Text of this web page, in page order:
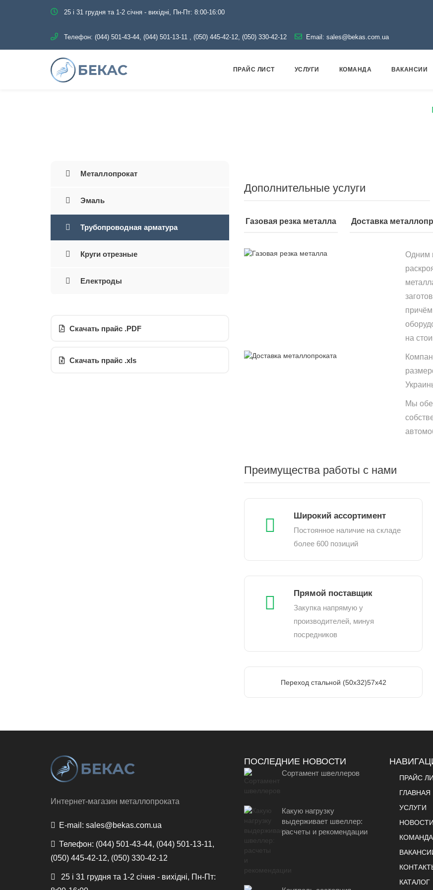
25 і 31 грудня та 1-2 січня - вихідні, Пн-Пт: 8:00-16:00
Телефон: (044) 501-43-44, (044) 501-13-11 , (050) 445-42-12, (050) 330-42-12 Email: sales@bekas.com.ua
ПРАЙС ЛИСТ УСЛУГИ КОМАНДА ВАКАНСИИ
Металлопрокат
Эмаль
Трубопроводная арматура
Круги отрезные
Електроды
Скачать прайс .PDF
Скачать прайс .xls
Дополнительные услуги
Газовая резка металла Доставка
Одним
причём
на
Мы
Преимущества работы с нами
Широкий ассортимент
Постоянное наличие на складе
более 600 позиций
Прямой поставщик
Закупка напрямую у
производителей, минуя
посредников
Переход стальной (50х32)57х42
Интернет-магазин металлопроката
E-mail: sales@bekas.com.ua
Телефон: (044) 501-43-44, (044) 501-13-11,
(050) 445-42-12, (050) 330-42-12
25 і 31 грудня та 1-2 січня - вихідні, Пн-Пт:
ПОСЛЕДНИЕ НОВОСТИ
Сортамент швеллеров
Какую нагрузку
выдерживает швеллер:
расчеты и рекомендации
ПРАЙС
ГЛАВНАЯ
УСЛУГИ
НОВОСТИ
КОМАНДА
КАТАЛОГ